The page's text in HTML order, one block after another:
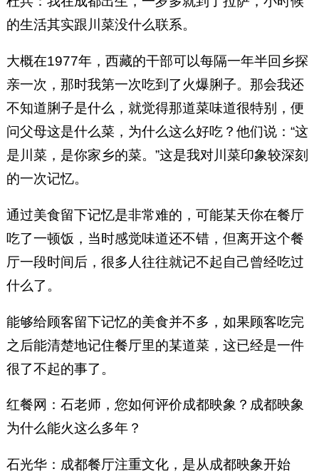
的生活其实跟川菜没什么联系。
大概在1977年，西藏的干部可以每隔一年半回乡探
亲一次，那时我第一次吃到了火爆脷子。那会我还
不知道脷子是什么，就觉得那道菜味道很特别，便
问父母这是什么菜，为什么这么好吃？他们说：“这
是川菜，是你家乡的菜。”这是我对川菜印象较深刻
的一次记忆。
通过美食留下记忆是非常难的，可能某天你在餐厅
吃了一顿饭，当时感觉味道还不错，但离开这个餐
厅一段时间后，很多人往往就记不起自己曾经吃过
什么了。
能够给顾客留下记忆的美食并不多，如果顾客吃完
之后能清楚地记住餐厅里的某道菜，这已经是一件
很了不起的事了。
红餐网：石老师，您如何评价成都映象？成都映象
为什么能火这么多年？
石光华：成都餐厅注重文化，是从成都映象开始